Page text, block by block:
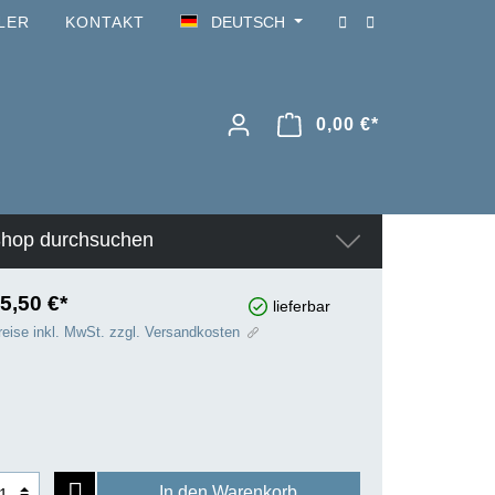
KONTAKT DEUTSCH
0,00 €*
durchsuchen
€* lieferbar
inkl. MwSt. zzgl. Versandkosten